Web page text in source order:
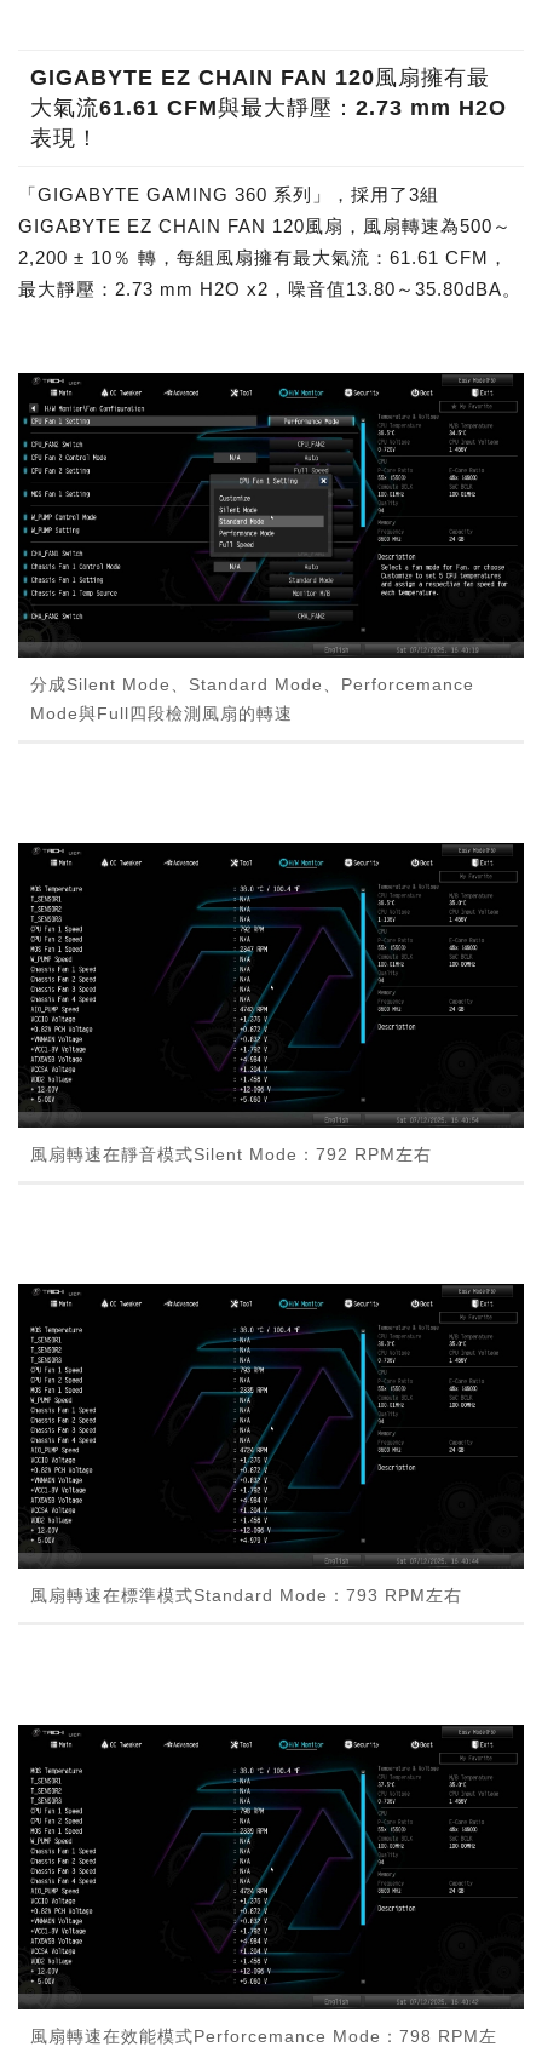
GIGABYTE EZ CHAIN FAN 120風扇擁有最
大氣流61.61 CFM與最大靜壓：2.73 mm H2O
表現！
「GIGABYTE GAMING 360 系列」，採用了3組
GIGABYTE EZ CHAIN FAN 120風扇，風扇轉速為500～
2,200 ± 10％ 轉，每組風扇擁有最大氣流：61.61 CFM，
最大靜壓：2.73 mm H2O x2，噪音值13.80～35.80dBA。
分成Silent Mode、Standard Mode、Perforcemance
Mode與Full四段檢測風扇的轉速
風扇轉速在靜音模式Silent Mode：792 RPM左右
風扇轉速在標準模式Standard Mode：793 RPM左右
風扇轉速在效能模式Perforcemance Mode：798 RPM左